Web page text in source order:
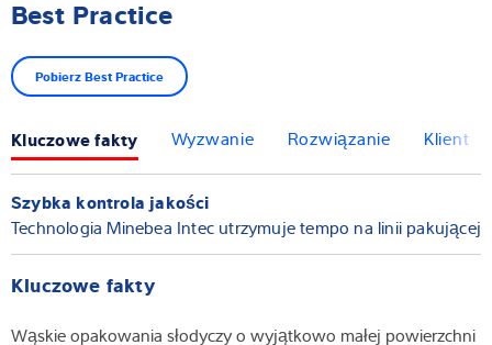
Best Practice
Kluczowe fakty Wyzwanie Rozwiązanie Klient
Pobierz Best Practice
Szybka kontrola jakości
Technologia Minebea Intec utrzymuje tempo na linii pakującej
Kluczowe fakty
Wąskie opakowania słodyczy o wyjątkowo małej powierzchni